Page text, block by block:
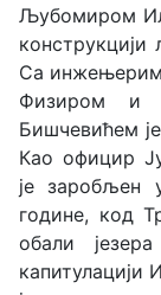
Љубомиром
Са
Физиром и
Бишчевићем
Као официр
је заробљен
године, код
обали
капитулацији